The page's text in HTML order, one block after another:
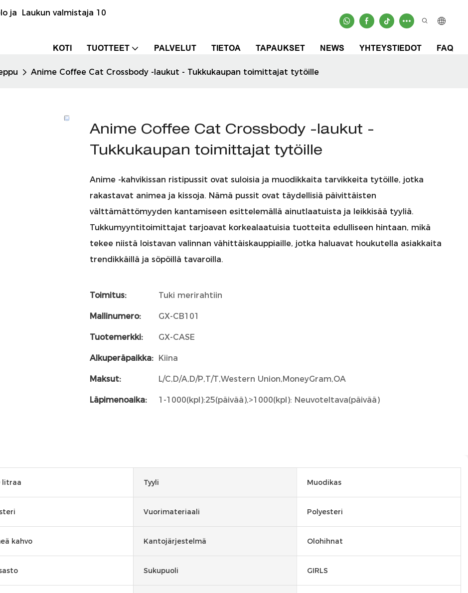
ja Laukun valmistaja 10
KOTI TUOTTEET PALVELUT TIETOA TAPAUKSET NEWS YHTEYSTIEDOT FAQ
Anime Coffee Cat Crossbody -laukut - Tukkukaupan toimittajat tytöille
Anime Coffee Cat Crossbody -laukut -
Tukkukaupan toimittajat tytöille
Anime -kahvikissan ristipussit ovat suloisia ja muodikkaita tarvikkeita tytöille, jotka
rakastavat animea ja kissoja. Nämä pussit ovat täydellisiä päivittäisten
välttämättömyyden kantamiseen esittelemällä ainutlaatuista ja leikkisää tyyliä.
Tukkumyyntitoimittajat tarjoavat korkealaatuisia tuotteita edulliseen hintaan, mikä
tekee niistä loistavan valinnan vähittäiskauppiaille, jotka haluavat houkutella asiakkaita
trendikkäillä ja söpöillä tavaroilla.
Toimitus: Tuki merirahtiin
Mallinumero: GX-CB101
Tuotemerkki: GX-CASE
Alkuperäpaikka: Kiina
Maksut: L/C,D/A,D/P,T/T,Western Union,MoneyGram,OA
Läpimenoaika: 1-1000(kpl):25(päivää),>1000(kpl): Neuvoteltava(päivää)
litraa Tyyli Muodikas
Vuorimateriaali Polyesteri
kahvo Kantojärjestelmä Olohihnat
Sukupuoli GIRLS